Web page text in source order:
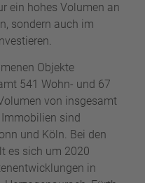
ein hohes Volumen an
sondern auch im
Objekte
541 Wohn- und 67
von insgesamt
Immobilien sind
und Köln. Bei den
es sich um 2020
in